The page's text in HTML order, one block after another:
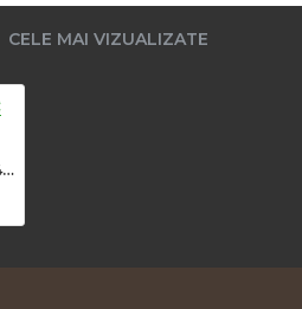
CELE MAI VIZUALIZATE
Semințe porumb DKC 4908